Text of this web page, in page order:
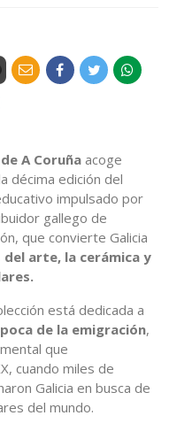
A Coruña acoge
décima edición del
impulsado por
gallego de
que convierte Galicia
arte, la cerámica y
está dedicada a
de la emigración,
que
cuando miles de
Galicia en busca de
del mundo.